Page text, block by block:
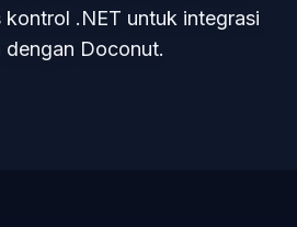
.NET untuk integrasi
dengan Doconut.